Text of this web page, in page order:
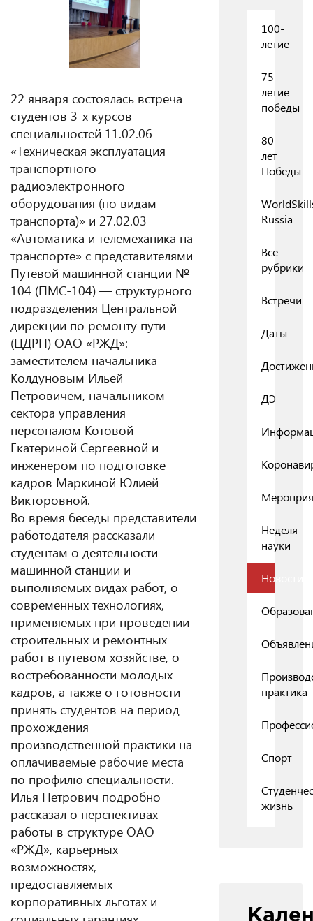
22 января состоялась встреча
студентов 3-х курсов
специальностей 11.02.06
«Техническая эксплуатация
транспортного
радиоэлектронного
оборудования (по видам
транспорта)» и 27.02.03
«Автоматика и телемеханика на
транспорте» с представителями
Путевой машинной станции №
104 (ПМС-104) — структурного
подразделения Центральной
дирекции по ремонту пути
(ЦДРП) ОАО «РЖД»:
заместителем начальника
Колдуновым Ильей
Петровичем, начальником
сектора управления
персоналом Котовой
Екатериной Сергеевной и
инженером по подготовке
кадров Маркиной Юлией
Викторовной.
Во время беседы представители
работодателя рассказали
студентам о деятельности
машинной станции и
выполняемых видах работ, о
современных технологиях,
применяемых при проведении
строительных и ремонтных
работ в путевом хозяйстве, о
востребованности молодых
кадров, а также о готовности
принять студентов на период
прохождения
производственной практики на
оплачиваемые рабочие места
по профилю специальности.
Илья Петрович подробно
рассказал о перспективах
работы в структуре ОАО
«РЖД», карьерных
возможностях,
предоставляемых
корпоративных льготах и
100-
летие
75-
летие
победы
80
лет
Победы
Russia
Все
рубрики
Встречи
Даты
ДЭ
Неделя
науки
Новости
практика
Спорт
жизнь